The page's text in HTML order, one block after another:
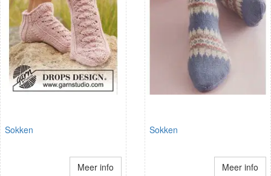
Sokken
Meer info
Sokken
Meer info